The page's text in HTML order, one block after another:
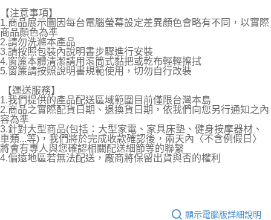
【注意事項】
1.商品展示圖因每台電腦螢幕設定差異顏色會略有不同，以實際
商品顏色為準
2.請勿洗滌本產品
3.請按照包裝內說明書步驟進行安裝
4.窗簾本體清潔請用滾筒式黏把或乾布輕輕擦拭
5.窗簾請按照說明書規範使用，切勿自行改裝
【運送服務】
1.我們提供的產品配送區域範圍目前僅限台灣本島
2.商品之實際配貨日期、退換貨日期，依我們向您另行通知之內
容為準
3.針對大型商品(包括：大型家電、家具床墊、健身按摩器材、
車類...等)，我們將於完成收款確認後，兩天內〈不含例假日〉
將會有專人與您確認相關配送細節等的聯繫
4.偏遠地區若無法配送，廠商將保留出貨與否的權利
顯示電腦版詳細說明